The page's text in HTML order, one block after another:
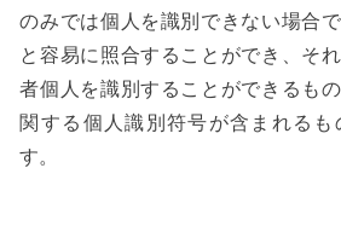
のみでは個人を識別できない場合
と容易に照合することができ、そ
者個人を識別することができるも
関する個人識別符号が含まれるも
す。